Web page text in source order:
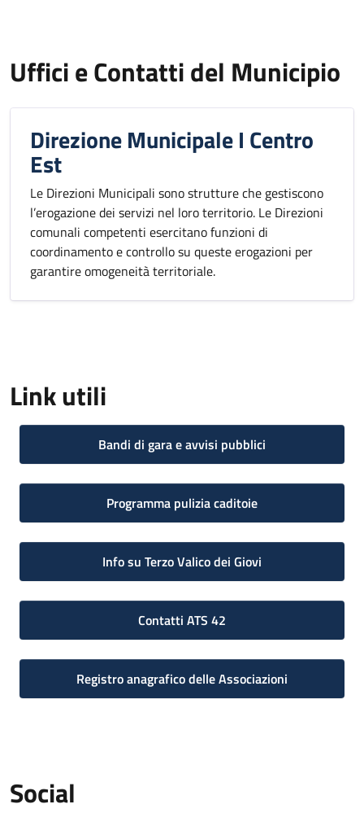
Uffici e Contatti del Municipio
Direzione Municipale I Centro
Est
Le Direzioni Municipali sono strutture che gestiscono
l’erogazione dei servizi nel loro territorio. Le Direzioni
comunali competenti esercitano funzioni di
coordinamento e controllo su queste erogazioni per
garantire omogeneità territoriale.
Link utili
Bandi di gara e avvisi pubblici
Programma pulizia caditoie
Info su Terzo Valico dei Giovi
Contatti ATS 42
Registro anagrafico delle Associazioni
Social